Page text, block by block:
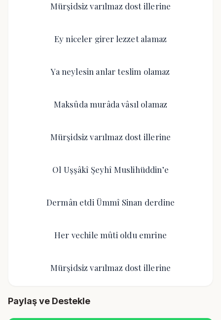
Mürşidsiz varılmaz dost illerine
Ey niceler girer lezzet alamaz
Ya neylesin anlar teslim olamaz
Maksûda murâda vâsıl olamaz
Mürşidsiz varılmaz dost illerine
Ol Uşşâkî Şeyhî Muslihüddin’e
Dermân etdi Ümmî Sinan derdine
Her vechile mûti oldu emrine
Mürşidsiz varılmaz dost illerine
Paylaş ve Destekle